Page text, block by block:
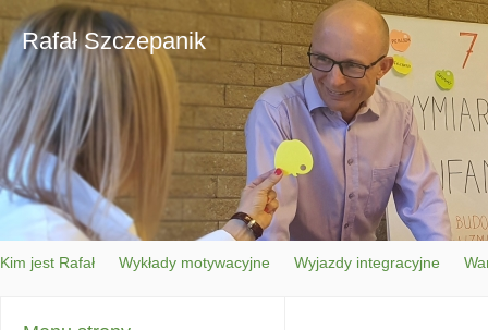
Rafał Szczepanik
Kim jest Rafał Wykłady motywacyjne Wyjazdy integracyjne